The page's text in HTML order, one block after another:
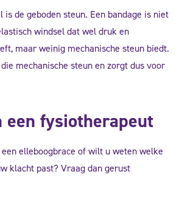
de geboden steun. Een bandage is niet
windsel dat wel druk en
maar weinig mechanische steun biedt.
mechanische steun en zorgt dus voor
een fysiotherapeut
elleboogbrace of wilt u weten welke
klacht past? Vraag dan gerust